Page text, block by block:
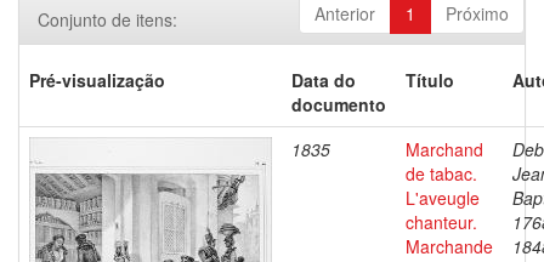
Anterior 1 Próximo
Conjunto de itens:
Pré-visualização
Data do
documento
Título
1835
Marchand
de tabac.
L'aveugle
chanteur.
Marchande